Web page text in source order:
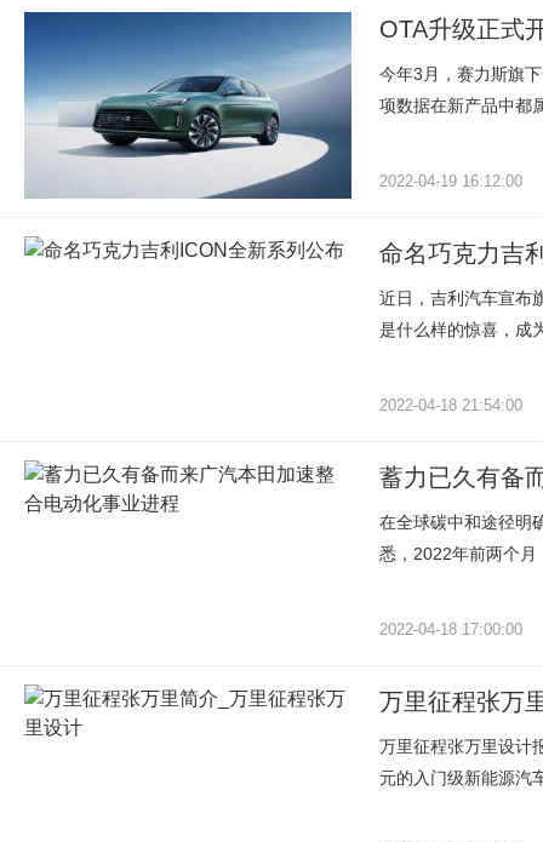
OTA升级正式
今年3月，赛力斯旗
项数据在新产品中都
2022-04-19 16:12:00
命名巧克力吉
近日，吉利汽车宣布
是什么样的惊喜，成
2022-04-18 21:54:00
蓄力已久有备
在全球碳中和途径明
悉，2022年前两个月
2022-04-18 17:00:00
万里征程张万
万里征程张万里设计
元的入门级新能源汽